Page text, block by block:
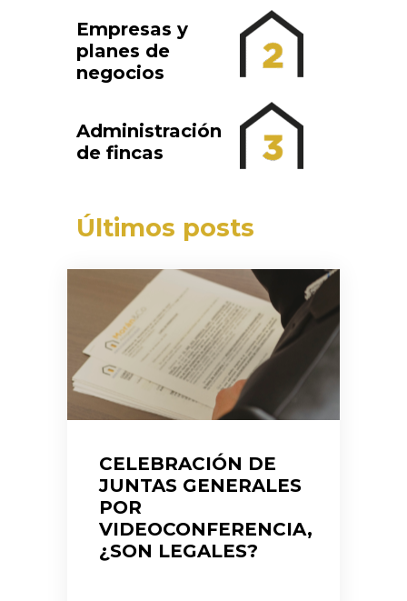
Empresas y
planes de
negocios
Administración
de fincas
Últimos posts
CELEBRACIÓN DE
JUNTAS GENERALES
POR
VIDEOCONFERENCIA,
¿SON LEGALES?